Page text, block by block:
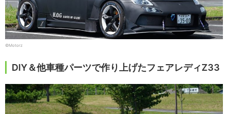
©Motorz
DIY＆他車種パーツで作り上げたフェアレディZ33